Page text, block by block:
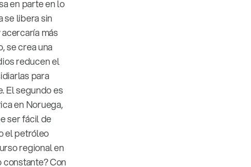
en parte en lo
se libera sin
más
se crea una
reducen el
para
El segundo es
en Noruega,
ser fácil de
el petróleo
regional en
Con